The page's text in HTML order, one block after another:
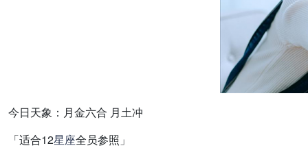
今日天象：月金六合 月土冲
「适合12星座全员参照」